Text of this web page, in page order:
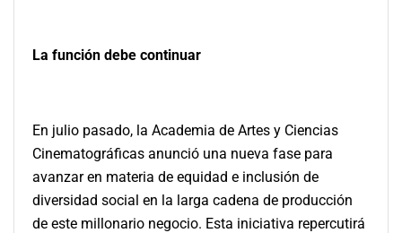
La función debe continuar
En julio pasado, la Academia de Artes y Ciencias
Cinematográficas anunció una nueva fase para
avanzar en materia de equidad e inclusión de
diversidad social en la larga cadena de producción
de este millonario negocio. Esta iniciativa repercutirá